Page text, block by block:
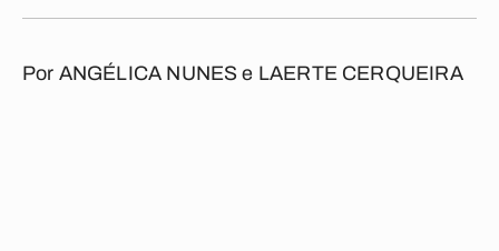
Por ANGÉLICA NUNES e LAERTE CERQUEIRA